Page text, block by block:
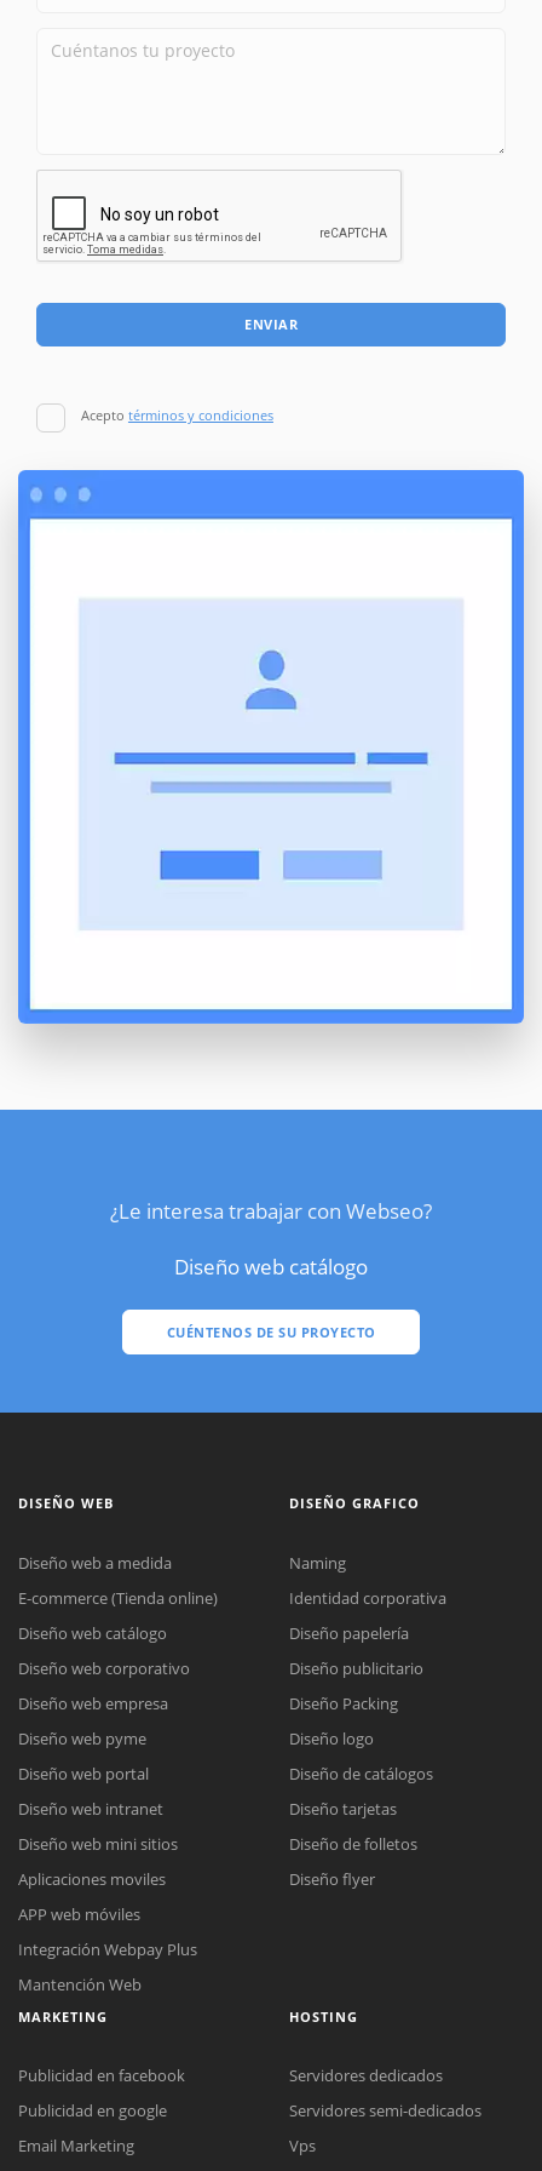
ENVIAR
Acepto términos y condiciones
¿Le interesa trabajar con Webseo?
Diseño web catálogo
CUÉNTENOS DE SU PROYECTO
Reunión online
DISEÑO WEB
Diseño web a medida
E-commerce (Tienda online)
Diseño web catálogo
Diseño web corporativo
Diseño web empresa
Diseño web pyme
Diseño web portal
Diseño web intranet
Diseño web mini sitios
Aplicaciones moviles
APP web móviles
Integración Webpay Plus
Mantención Web
DISEÑO GRAFICO
Naming
Identidad corporativa
Diseño papelería
Diseño publicitario
Diseño Packing
Diseño logo
Diseño de catálogos
Diseño tarjetas
Diseño de folletos
Diseño flyer
MARKETING
Publicidad en facebook
Publicidad en google
Email Marketing
HOSTING
Servidores dedicados
Servidores semi-dedicados
Vps